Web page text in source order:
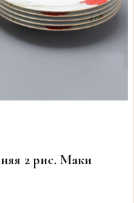
2 рис. Маки